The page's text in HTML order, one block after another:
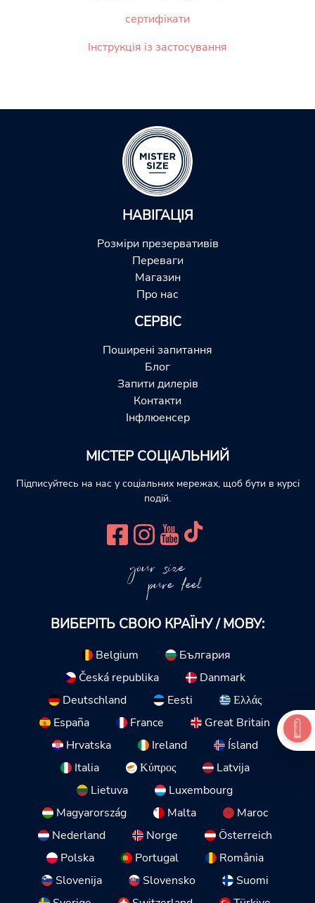
сертифікати
Інструкція із застосування
НАВІГАЦІЯ
Розміри презервативів
Переваги
Магазин
Про нас
СЕРВІС
Поширені запитання
Блог
Запити дилерів
Контакти
Інфлюенсер
МІСТЕР СОЦІАЛЬНИЙ
Підписуйтесь на нас у соціальних мережах, щоб бути в курсі
подій.
your size
pure feel
ВИБЕРІТЬ СВОЮ КРАЇНУ / МОВУ:
Belgium
България
Česká republika
Danmark
Deutschland
Eesti
Ελλάς
España
France
Great Britain
Hrvatska
Ireland
Ísland
Italia
Κύπρος
Latvija
Lietuva
Luxembourg
Magyarország
Malta
Maroc
Nederland
Norge
Österreich
Polska
Portugal
România
Slovenija
Slovensko
Suomi